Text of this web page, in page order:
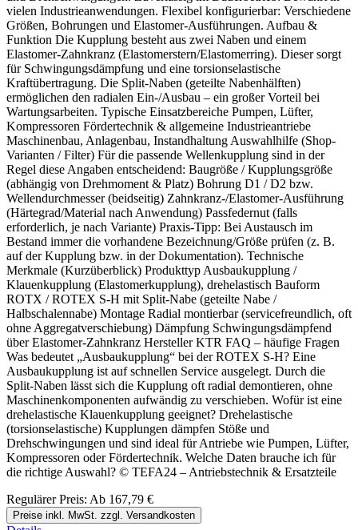
vielen Industrieanwendungen. Flexibel konfigurierbar: Verschiedene
Größen, Bohrungen und Elastomer-Ausführungen. Aufbau &
Funktion Die Kupplung besteht aus zwei Naben und einem
Elastomer-Zahnkranz (Elastomerstern/Elastomerring). Dieser sorgt
für Schwingungsdämpfung und eine torsionselastische
Kraftübertragung. Die Split-Naben (geteilte Nabenhälften)
ermöglichen den radialen Ein-/Ausbau – ein großer Vorteil bei
Wartungsarbeiten. Typische Einsatzbereiche Pumpen, Lüfter,
Kompressoren Fördertechnik & allgemeine Industrieantriebe
Maschinenbau, Anlagenbau, Instandhaltung Auswahlhilfe (Shop-
Varianten / Filter) Für die passende Wellenkupplung sind in der
Regel diese Angaben entscheidend: Baugröße / Kupplungsgröße
(abhängig von Drehmoment & Platz) Bohrung D1 / D2 bzw.
Wellendurchmesser (beidseitig) Zahnkranz-/Elastomer-Ausführung
(Härtegrad/Material nach Anwendung) Passfedernut (falls
erforderlich, je nach Variante) Praxis-Tipp: Bei Austausch im
Bestand immer die vorhandene Bezeichnung/Größe prüfen (z. B.
auf der Kupplung bzw. in der Dokumentation). Technische
Merkmale (Kurzüberblick) Produkttyp Ausbaukupplung /
Klauenkupplung (Elastomerkupplung), drehelastisch Bauform
ROTX / ROTEX S-H mit Split-Nabe (geteilte Nabe /
Halbschalennabe) Montage Radial montierbar (servicefreundlich, oft
ohne Aggregatverschiebung) Dämpfung Schwingungsdämpfend
über Elastomer-Zahnkranz Hersteller KTR FAQ – häufige Fragen
Was bedeutet „Ausbaukupplung“ bei der ROTEX S-H? Eine
Ausbaukupplung ist auf schnellen Service ausgelegt. Durch die
Split-Naben lässt sich die Kupplung oft radial demontieren, ohne
Maschinenkomponenten aufwändig zu verschieben. Wofür ist eine
drehelastische Klauenkupplung geeignet? Drehelastische
(torsionselastische) Kupplungen dämpfen Stöße und
Drehschwingungen und sind ideal für Antriebe wie Pumpen, Lüfter,
Kompressoren oder Fördertechnik. Welche Daten brauche ich für
die richtige Auswahl? © TEFA24 – Antriebstechnik & Ersatzteile
Regulärer Preis: Ab 167,79 €
Preise inkl. MwSt. zzgl. Versandkosten